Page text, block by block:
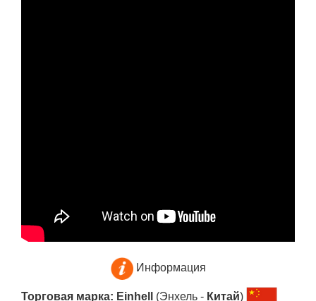
Информация
Торговая марка: Einhell (Энхель - Китай)